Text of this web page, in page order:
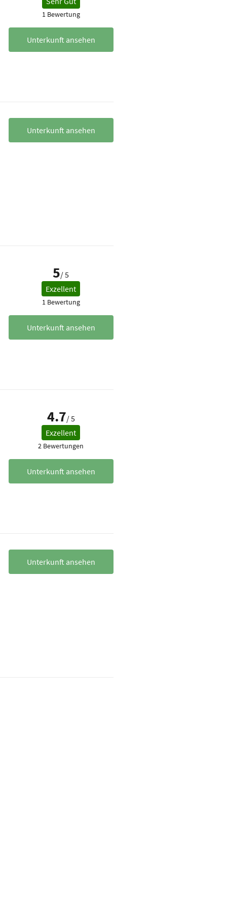
1 Bewertung
Unterkunft ansehen
Unterkunft ansehen
5/ 5
Exzellent
1 Bewertung
Unterkunft ansehen
4.7/ 5
Exzellent
2 Bewertungen
Unterkunft ansehen
Unterkunft ansehen